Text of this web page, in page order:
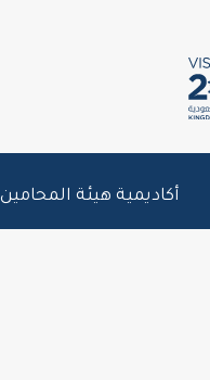
أكاديمية هيئة المحامين